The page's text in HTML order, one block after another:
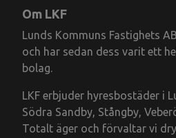
Om LKF
Lunds Kommuns Fastighets
och har sedan dess varit ett
bolag.
LKF erbjuder hyresbostäder i
Södra Sandby, Stångby,
Totalt äger och förvaltar vi